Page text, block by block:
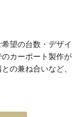
望の台数・デザイ
カーポート製作が
の兼ね合いなど、